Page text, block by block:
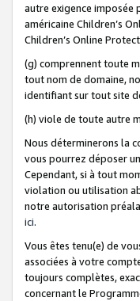
autre exigence imposée
américaine Children’s
Children’s Online
(g) comprennent toute
tout nom de domaine,
identifiant sur tout site
(h) viole de toute autre
Nous déterminerons la
vous pourrez déposer
Cependant, si à tout
violation ou utilisation
notre autorisation
ici.
Vous êtes tenu(e) de
associées à votre
toujours complètes,
concernant le